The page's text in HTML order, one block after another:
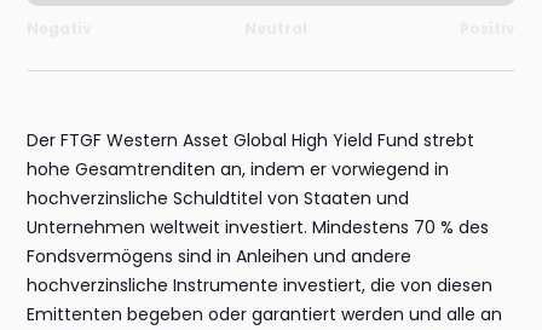
Der FTGF Western Asset Global High Yield Fund strebt
hohe Gesamtrenditen an, indem er vorwiegend in
hochverzinsliche Schuldtitel von Staaten und
Unternehmen weltweit investiert. Mindestens 70 % des
Fondsvermögens sind in Anleihen und andere
hochverzinsliche Instrumente investiert, die von diesen
Emittenten begeben oder garantiert werden und alle an